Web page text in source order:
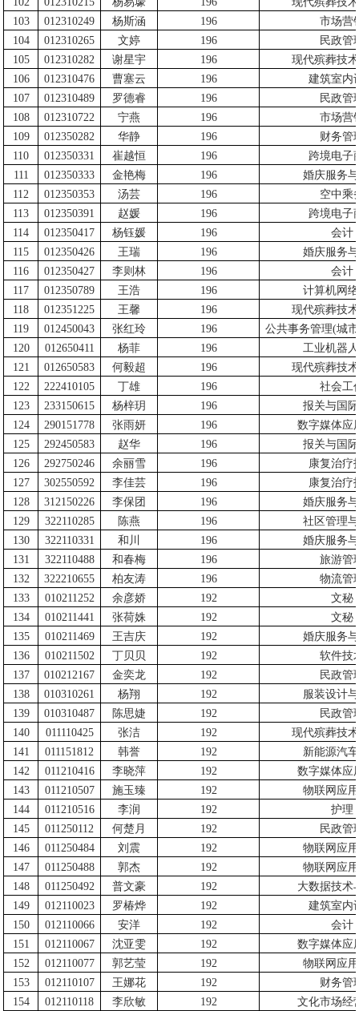
103
012310249 杨斯涵 196
市场营
104
012310265 文婷 196
民政管
105
012310282 谢星宇 196
现代殡葬技
106
012310476 曹塞云 196
建筑室内
107
012310489 罗德睿 196
民政管
108
012310722 宁燕 196
市场营
109
012350282 华静 196
财务管
110
012350331 崔越恒 196
跨境电子
111
012350333 金艳梅 196
婚庆服务
112
012350353 汤芸 196
空中乘
113
012350391 赵媛 196
跨境电子
114
012350417 杨钰媛 196
会计
115
012350426 王瑞 196
婚庆服务
116
012350427 李则林 196
会计
117
012350789 王浩 196
计算机网
118
012351225 王馨 196
现代殡葬技
119
012450043 张红玲 196 公共事务管理(城
120
012650411 杨菲 196
工业机器
121
012650583 何毅超 196
现代殡葬技
122
222410105 丁雄 196
社会工
123
233150615 杨梓玥 196
报关与国
124
290151778 张雨妍 196
数字媒体应
125
292450583 赵华 196
报关与国
126
292750246 余丽雪 196
康复治疗
127
302550592 李佳芸 196
康复治疗
128
312150226 李保团 196
婚庆服务
129
322110285 陈燕 196
社区管理
130
322110331 和川 196
婚庆服务
131
322110488 和春梅 196
旅游管
132
322210655 柏友涛 196
物流管
133
010211252 余彦娇 192
文秘
134
010211441 张荷姝 192
文秘
135
010211469 王吉庆 192
婚庆服务
136
010211502 丁贝贝 192
软件技
137
010212167 金奕龙 192
民政管
138
010310261 杨翔 192
服装设计
139
010310487 陈思婕 192
民政管
140
011110425 张洁 192
现代殡葬技
141
011151812 韩誉 192
新能源汽
142
011210416 李晓萍 192
数字媒体应
143
011210507 施玉臻 192
物联网应
144
011210516 李润 192
护理
145
011250112 何楚月 192
民政管
146
011250484 刘震 192
物联网应
147
011250488 郭杰 192
物联网应
148
011250492 普文豪 192
大数据技术
149
012110023 罗椿烨 192
建筑室内
150
012110066 安洋 192
会计
151
012110067 沈亚雯 192
数字媒体应
152
012110077 郭艺莹 192
物联网应
153
012110107 王娜花 192
财务管
154
012110118 李欣敏 192
文化市场经